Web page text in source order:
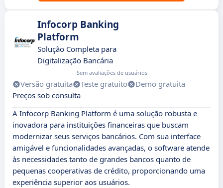
Infocorp Banking
Platform
Solução Completa para
Digitalização Bancária
Sem avaliações de usuários
Versão gratuita Teste gratuito
Demo gratuita
Preços sob consulta
A Infocorp Banking Platform é uma solução robusta e
inovadora para instituições financeiras que buscam
modernizar seus serviços bancários. Com sua interface
amigável e funcionalidades avançadas, o software atende
às necessidades tanto de grandes bancos quanto de
pequenas cooperativas de crédito, proporcionando uma
experiência superior aos usuários.